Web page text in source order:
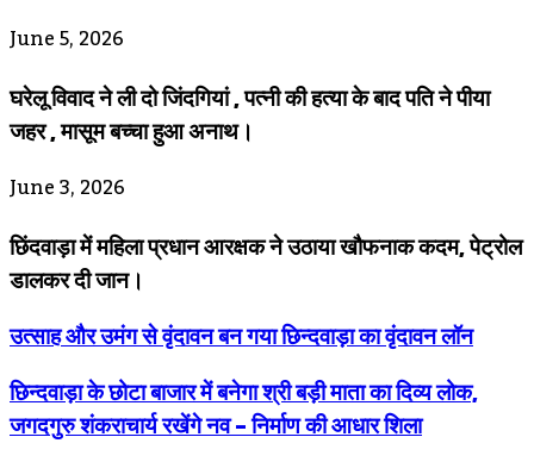
June 5, 2026
घरेलू विवाद ने ली दो जिंदगियां , पत्नी की हत्या के बाद पति ने पीया
जहर , मासूम बच्चा हुआ अनाथ।
June 3, 2026
छिंदवाड़ा में महिला प्रधान आरक्षक ने उठाया खौफनाक कदम, पेट्रोल
डालकर दी जान।
उत्साह और उमंग से वृंदावन बन गया छिन्दवाड़ा का वृंदावन लॉन
छिन्दवाड़ा के छोटा बाजार में बनेगा श्री बड़ी माता का दिव्य लोक,
जगदगुरु शंकराचार्य रखेंगे नव - निर्माण की आधार शिला